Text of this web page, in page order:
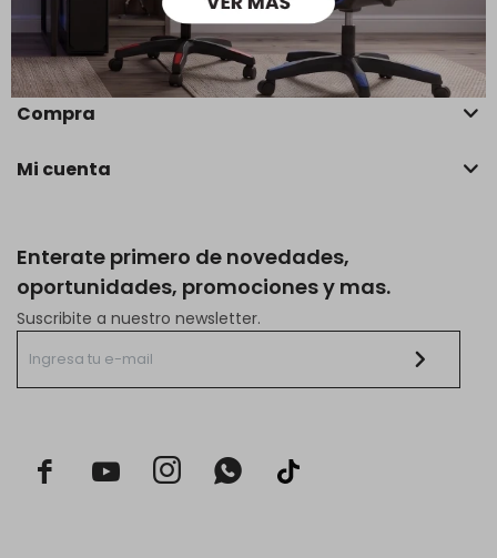
Enterate primero de novedades,
oportunidades, promociones y mas.
Suscribite a nuestro newsletter.
  
Empresa
Compra
Mi cuenta